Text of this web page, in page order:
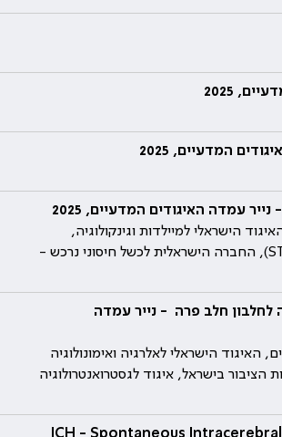
המדעיים, 2025
עמדה האיגודים המדעיים, 2025
הישראלי למיילדות וגינקולוגיה,
החברה לחקר ומניעת מחלות המועברות ע"י מגע מיני (STD), החברה הישראלית לכשל חיסוני נרכש -
לחלבון חלב פרה ‏ - נייר עמדה
האיגוד הישראלי לאלרגיה ואימונולוגיה
בישראל, איגוד לגסטרואנטרולוגיה